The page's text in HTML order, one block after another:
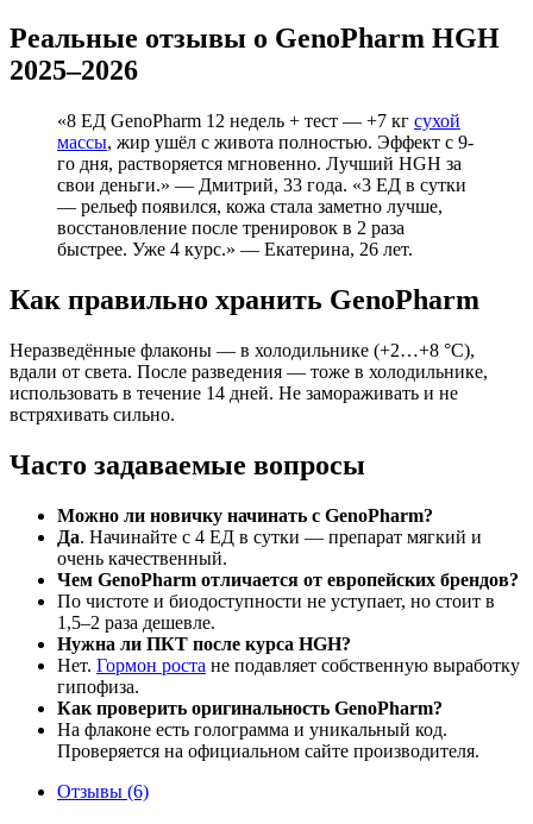
Реальные отзывы о GenoPharm HGH
2025–2026
«8 ЕД GenoPharm 12 недель + тест — +7 кг сухой
массы, жир ушёл с живота полностью. Эффект с 9-
го дня, растворяется мгновенно. Лучший HGH за
свои деньги.» — Дмитрий, 33 года. «3 ЕД в сутки
— рельеф появился, кожа стала заметно лучше,
восстановление после тренировок в 2 раза
быстрее. Уже 4 курс.» — Екатерина, 26 лет.
Как правильно хранить GenoPharm
Неразведённые флаконы — в холодильнике (+2…+8 °C),
вдали от света. После разведения — тоже в холодильнике,
использовать в течение 14 дней. Не замораживать и не
встряхивать сильно.
Часто задаваемые вопросы
Можно ли новичку начинать с GenoPharm?
Да. Начинайте с 4 ЕД в сутки — препарат мягкий и
очень качественный.
Чем GenoPharm отличается от европейских брендов?
По чистоте и биодоступности не уступает, но стоит в
1,5–2 раза дешевле.
Нужна ли ПКТ после курса HGH?
Нет. Гормон роста не подавляет собственную выработку
гипофиза.
Как проверить оригинальность GenoPharm?
На флаконе есть голограмма и уникальный код.
Проверяется на официальном сайте производителя.
Отзывы (6)